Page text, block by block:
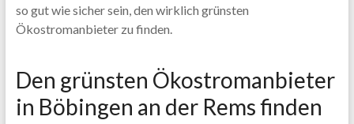
so gut wie sicher sein, den wirklich grünsten
Ökostromanbieter zu finden.
Den grünsten Ökostromanbieter
in Böbingen an der Rems finden